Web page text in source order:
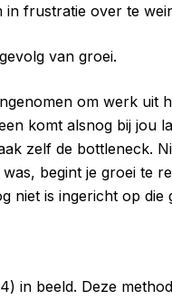
frustratie over te
van groei.
om werk uit
komt alsnog bij jou
zelf de bottleneck.
begint je groei te
niet is ingericht op die
in beeld. Deze